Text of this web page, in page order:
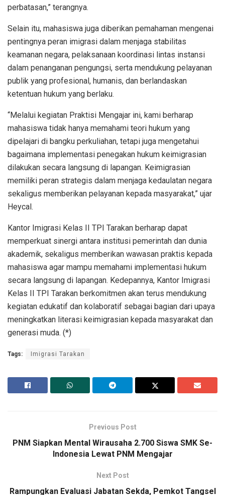
perbatasan,” terangnya.
Selain itu, mahasiswa juga diberikan pemahaman mengenai
pentingnya peran imigrasi dalam menjaga stabilitas
keamanan negara, pelaksanaan koordinasi lintas instansi
dalam penanganan pengungsi, serta mendukung pelayanan
publik yang profesional, humanis, dan berlandaskan
ketentuan hukum yang berlaku.
“Melalui kegiatan Praktisi Mengajar ini, kami berharap
mahasiswa tidak hanya memahami teori hukum yang
dipelajari di bangku perkuliahan, tetapi juga mengetahui
bagaimana implementasi penegakan hukum keimigrasian
dilakukan secara langsung di lapangan. Keimigrasian
memiliki peran strategis dalam menjaga kedaulatan negara
sekaligus memberikan pelayanan kepada masyarakat,” ujar
Heycal.
Kantor Imigrasi Kelas II TPI Tarakan berharap dapat
memperkuat sinergi antara institusi pemerintah dan dunia
akademik, sekaligus memberikan wawasan praktis kepada
mahasiswa agar mampu memahami implementasi hukum
secara langsung di lapangan. Kedepannya, Kantor Imigrasi
Kelas II TPI Tarakan berkomitmen akan terus mendukung
kegiatan edukatif dan kolaboratif sebagai bagian dari upaya
meningkatkan literasi keimigrasian kepada masyarakat dan
generasi muda. (*)
Tags: Imigrasi Tarakan
Previous Post
PNM Siapkan Mental Wirausaha 2.700 Siswa SMK Se-
Indonesia Lewat PNM Mengajar
Next Post
Rampungkan Evaluasi Jabatan Sekda, Pemkot Tangsel